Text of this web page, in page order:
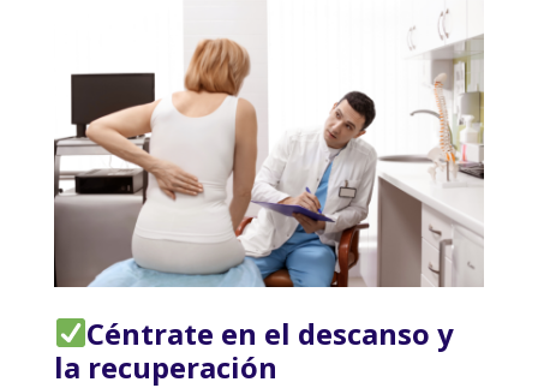
Céntrate en el descanso y
la recuperación